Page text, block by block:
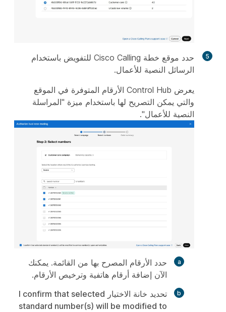
5
حدد موقع خطة Cisco Calling للتفويض باستخدام
الرسائل النصية للأعمال.
يعرض Control Hub الأرقام المتوفرة في الموقع
والتي يمكن التصريح لها باستخدام ميزة "المراسلة
النصية للأعمال".
حدد الأرقام المصرح بها من القائمة. يمكنك
الآن إضافة أرقام هاتفية وترخيص الأرقام.
تحديد خانة الاختيار I confirm that selected
standard number(s) will be modified to